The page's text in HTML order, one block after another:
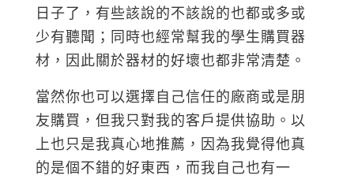
日子了，有些該說的不該說的也都或多或
少有聽聞；同時也經常幫我的學生購買器
材，因此關於器材的好壞也都非常清楚。
當然你也可以選擇自己信任的廠商或是朋
友購買，但我只對我的客戶提供協助。以
上也只是我真心地推薦，因為我覺得他真
的是個不錯的好東西，而我自己也有一